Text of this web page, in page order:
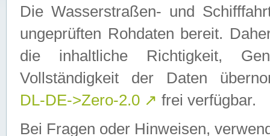
Die Wasserstraßen- und
ungeprüften Rohdaten bereit.
die inhaltliche Richtigkeit,
Vollständigkeit der Daten
DL-DE->Zero-2.0 ↗ frei verfügbar.
Bei Fragen oder Hinweisen,